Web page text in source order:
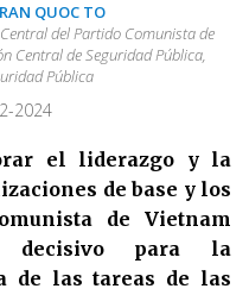
QUOC TO
del Partido Comunista de
Central de Seguridad Pública,
Pública
2024
el liderazgo y la
de base y los
de Vietnam
para la
de las tareas de las